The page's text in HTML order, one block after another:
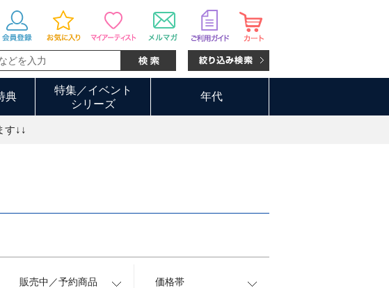
典
特集／イベント
シリーズ
年代
す↓↓
販売中／予約商品 価格帯